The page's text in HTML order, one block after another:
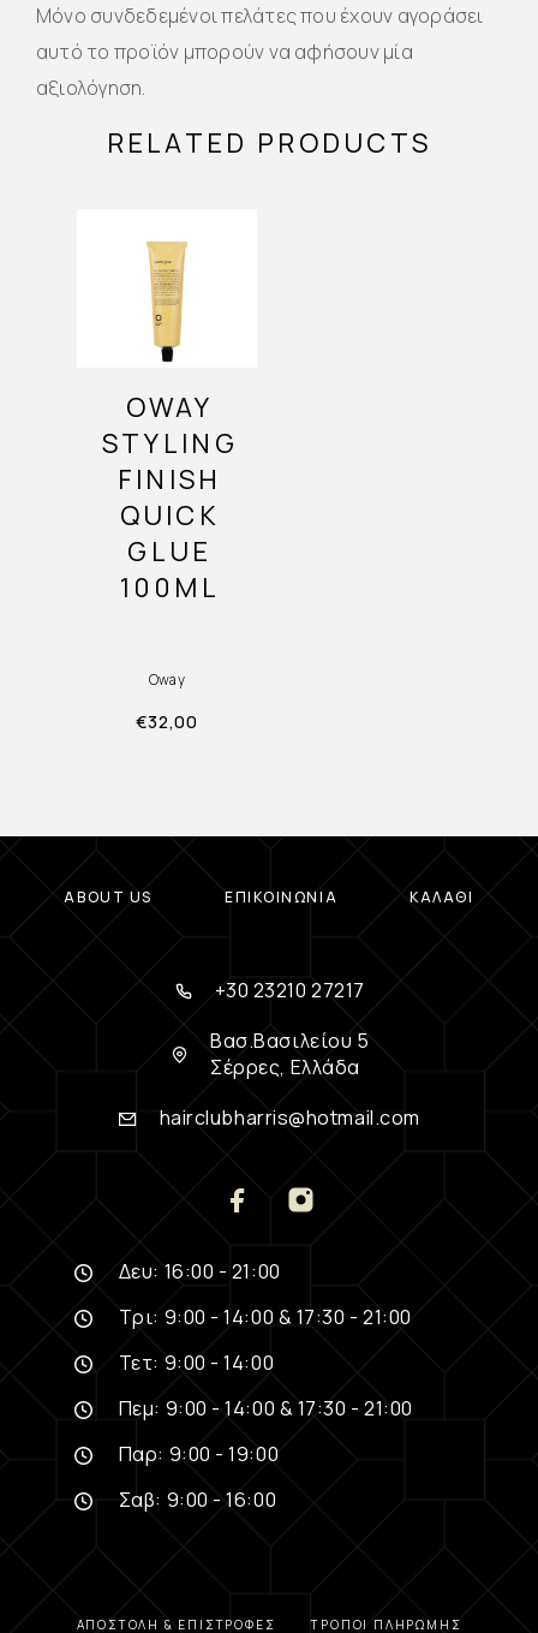
Μόνο συνδεδεμένοι πελάτες που έχουν αγοράσει
αυτό το προϊόν μπορούν να αφήσουν μία
αξιολόγηση.
RELATED PRODUCTS
OWAY
STYLING
FINISH
QUICK
GLUE
100ML
Oway
€32,00
ABOUT US ΕΠΙΚΟΙΝΩΝΊΑ ΚΑΛΆΘΙ
+30 23210 27217
Βασ.Βασιλείου 5
Σέρρες, Ελλάδα
hairclubharris@hotmail.com
Δευ: 16:00 - 21:00
Τρι: 9:00 - 14:00 & 17:30 - 21:00
Τετ: 9:00 - 14:00
Πεμ: 9:00 - 14:00 & 17:30 - 21:00
Παρ: 9:00 - 19:00
Σαβ: 9:00 - 16:00
ΑΠΟΣΤΟΛΉ & ΕΠΙΣΤΡΟΦΈΣ ΤΡΌΠΟΙ ΠΛΗΡΩΜΉΣ